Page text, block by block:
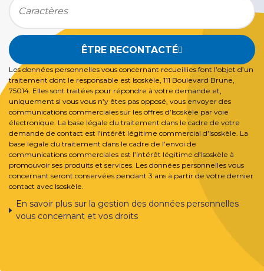
Bitte geben Sie die im CAPTCHA angezeigten
ÊTRE RECONTACTÉ
Les données personnelles vous concernant recueillies font l’objet d’un
traitement dont le responsable est Isoskèle, 111 Boulevard Brune,
75014. Elles sont traitées pour répondre à votre demande et,
uniquement si vous vous n’y êtes pas opposé, vous envoyer des
communications commerciales sur les offres d’Isoskèle par voie
électronique. La base légale du traitement dans le cadre de votre
demande de contact est l’intérêt légitime commercial d’Isoskèle. La
base légale du traitement dans le cadre de l’envoi de
communications commerciales est l’intérêt légitime d’Isoskèle à
promouvoir ses produits et services. Les données personnelles vous
concernant seront conservées pendant 3 ans à partir de votre dernier
contact avec Isoskèle.
En savoir plus sur la gestion des données personnelles
vous concernant et vos droits